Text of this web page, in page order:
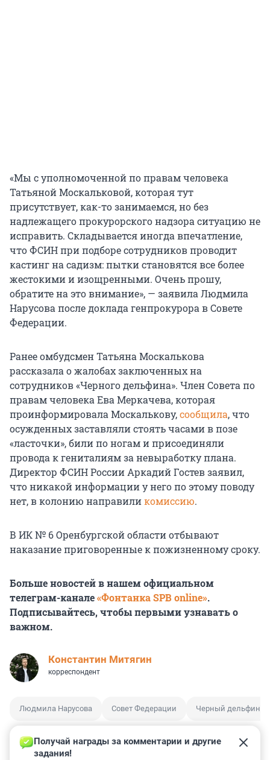
«Мы с уполномоченной по правам человека
Татьяной Москальковой, которая тут
присутствует, как-то занимаемся, но без
надлежащего прокурорского надзора ситуацию не
исправить. Складывается иногда впечатление,
что ФСИН при подборе сотрудников проводит
кастинг на садизм: пытки становятся все более
жестокими и изощренными. Очень прошу,
обратите на это внимание», — заявила Людмила
Нарусова после доклада генпрокурора в Совете
Федерации.
Ранее омбудсмен Татьяна Москалькова
рассказала о жалобах заключенных на
сотрудников «Черного дельфина». Член Совета по
правам человека Ева Меркачева, которая
проинформировала Москалькову,сообщила, что
осужденных заставляли стоять часами в позе
«ласточки», били по ногам и присоединяли
провода к гениталиям за невыработку плана.
Директор ФСИН России Аркадий Гостев заявил,
что никакой информации у него по этому поводу
нет, в колонию направиликомиссию.
В ИК № 6 Оренбургской области отбывают
наказание приговоренные к пожизненному сроку.
Больше новостей в нашем официальном
телеграм-канале«Фонтанка SPB online».
Подписывайтесь, чтобы первыми узнавать о
важном.
Константин Митягин
корреспондент
Людмила Нарусова Совет Федерации Черный дельфин
Получай награды за комментарии и другие
задания!